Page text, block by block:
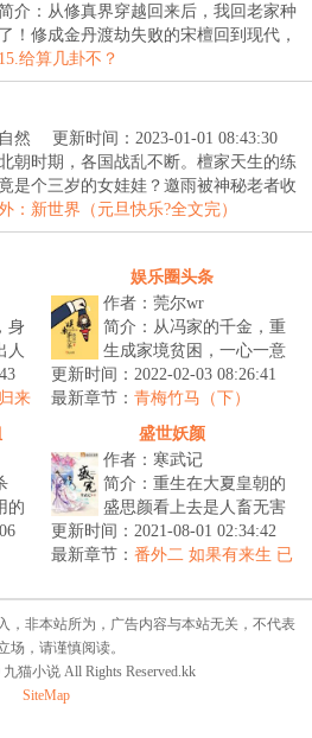
介：从修真界穿越回来后，我回老家种
！修成金丹渡劫失败的宋檀回到现代，
给算几卦不？
然
更新时间：2023-01-01 08:43:30
朝时期，各国战乱不断。檀家天生的练
是个三岁的女娃娃？邀雨被神秘老者收
：新世界（元旦快乐?全文完）
身
人
重来
娱乐圈头条
作者：莞尔wr
简介：从冯家的千金，重
生成家境贫困，一心一意
想要凭借美貌进入娱乐圈
的新人。...
更新时间：2022-02-03 08:26:41
最新章节： 青梅竹马（下）
的
盛世妖颜
作者：寒武记
简介：重生在大夏皇朝的
盛思颜看上去是人畜无害
小白兔，身娇体软易推
倒，岂知内里是一只从不
更新时间：2021-08-01 02:34:42
最新章节： 番外二 如果有来生 已
，非本站所为，广告内容与本站无关，不代表
场，请谨慎阅读。
猫小说 All Rights Reserved.kk
SiteMap